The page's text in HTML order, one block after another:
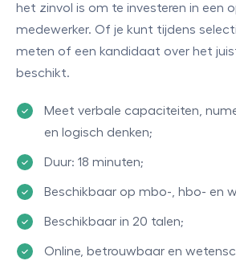
het zinvol is om te investeren in een
medewerker. Of je kunt tijdens
meten of een kandidaat over het
beschikt.
Meet verbale capaciteiten,
en logisch denken;
Duur: 18 minuten;
Beschikbaar op mbo-, hbo- en
Beschikbaar in 20 talen;
Online, betrouwbaar en